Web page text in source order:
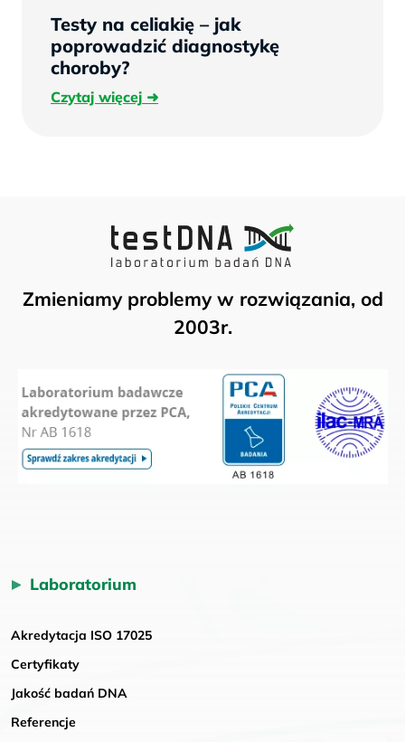
Testy na celiakię – jak
poprowadzić diagnostykę
choroby?
Czytaj więcejCzytaj
Zmieniamy problemy w rozwiązania, od
2003r.
Laboratorium
Akredytacja ISO 17025
Certyfikaty
Jakość badań DNA
Referencje